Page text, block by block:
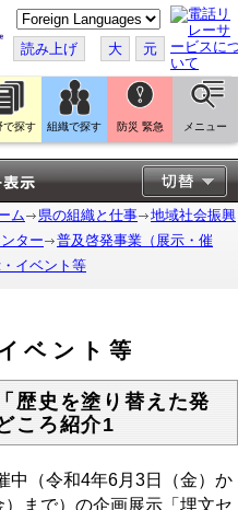
こ
の
ペ
ー
ジ
翻
訳
す
る
読み上げ 大 元
で探す 組織で探す 防災 緊急 メニュー
ム 県の組織と仕事
地域社会振興
ター
普及啓発事業（展示・催
イベント等
ベント等
歴史を塗り替えた発
ころ紹介1
中（令和4年6月3日（金）か
）まで）の企画展示「埋文セ